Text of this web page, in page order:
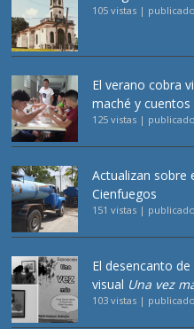
105 vistas |
El verano cobra
maché y cuentos
125 vistas |
Actualizan sobre
Cienfuegos
151 vistas |
El desencanto
visual Una vez
103 vistas |